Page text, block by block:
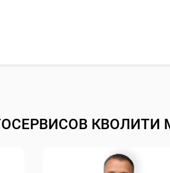
КВОЛИТИ